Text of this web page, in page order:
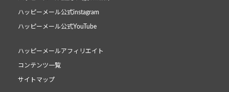
ハッピーメール公式instagram
ハッピーメール公式YouTube
ハッピーメールアフィリエイト
コンテンツ一覧
サイトマップ